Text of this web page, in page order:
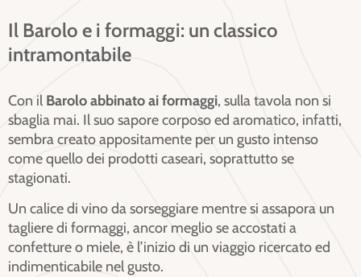
Il Barolo e i formaggi: un classico
intramontabile
Con il Barolo abbinato ai formaggi, sulla tavola non si
sbaglia mai. Il suo sapore corposo ed aromatico, infatti,
sembra creato appositamente per un gusto intenso
come quello dei prodotti caseari, soprattutto se
stagionati.
Un calice di vino da sorseggiare mentre si assapora un
tagliere di formaggi, ancor meglio se accostati a
confetture o miele, è l’inizio di un viaggio ricercato ed
indimenticabile nel gusto.